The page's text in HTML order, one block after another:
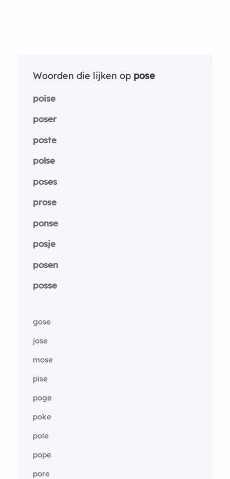
Woorden die lijken op pose
poise
poser
poste
polse
poses
prose
ponse
posje
posen
posse
gose
jose
mose
pise
poge
poke
pole
pope
pore